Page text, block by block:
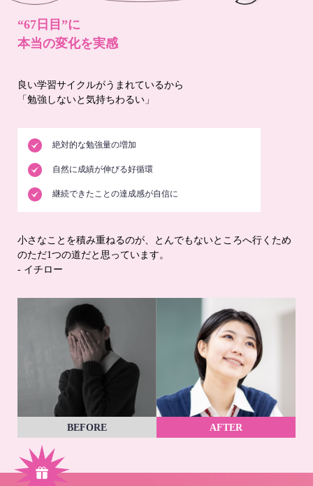
“67日目”に
本当の変化を実感
良い学習サイクルがうまれているから
「勉強しないと気持ちわるい」
絶対的な勉強量の増加
自然に成績が伸びる好循環
継続できたことの達成感が自信に
小さなことを積み重ねるのが、とんでもないところへ行くため
のただ1つの道だと思っています。
- イチロー
BEFORE AFTER